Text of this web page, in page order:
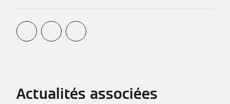
Actualités associées